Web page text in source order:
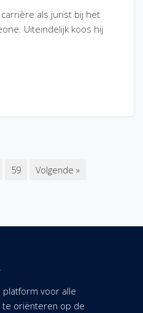
carrière als jurist bij het
Uiteindelijk koos hij
59 Volgende »
platform voor alle
te oriënteren op de